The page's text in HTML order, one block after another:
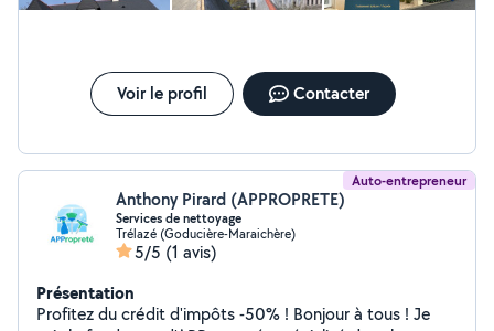
Voir le profil Contacter
Auto-entrepreneur
Anthony Pirard (APPROPRETE)
Services de nettoyage
Trélazé (Goducière-Maraichère)
5/5 (1 avis)
Présentation
Profitez du crédit d'impôts -50% ! Bonjour à tous ! Je